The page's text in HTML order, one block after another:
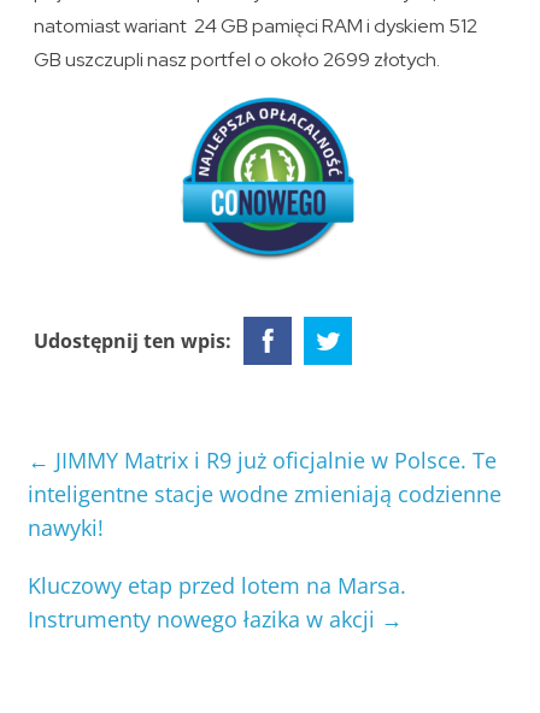
natomiast wariant 24 GB pamięci RAM i dyskiem 512
GB uszczupli nasz portfel o około 2699 złotych.
Udostępnij ten wpis:
← JIMMY Matrix i R9 już oficjalnie w Polsce. Te
inteligentne stacje wodne zmieniają codzienne
nawyki!
Kluczowy etap przed lotem na Marsa.
Instrumenty nowego łazika w akcji →